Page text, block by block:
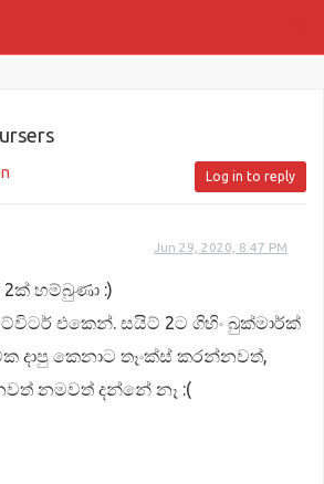
Log in to reply
Jun 29, 2020, 8:47 PM
හම්බුණා :)
එකෙන්. සයිට් 2ට ගිහිං බුක්මාර්ක්
දාපු කෙනාට තෑංක්ස් කරන්නවත්,
නමවත් දන්නේ නෑ :(